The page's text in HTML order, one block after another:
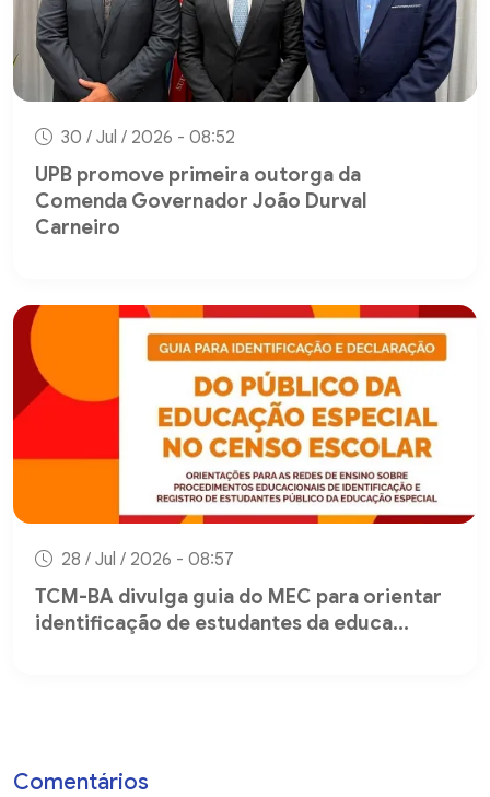
30 / Jul / 2026 - 08:52
UPB promove primeira outorga da
Comenda Governador João Durval
Carneiro
28 / Jul / 2026 - 08:57
TCM-BA divulga guia do MEC para orientar
identificação de estudantes da educa...
Comentários